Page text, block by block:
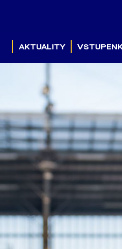
AKTUALITY